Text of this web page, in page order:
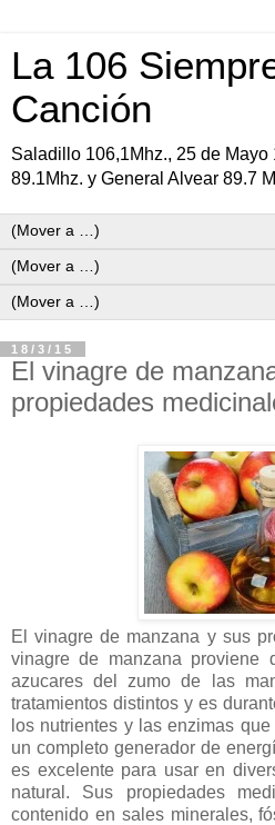
La 106
Canción
Saladillo 106,1Mhz., 25 de Mayo
89.1Mhz. y General Alvear 89.7
18/3/15
El vinagre de
propiedades
El vinagre de manzana y sus
vinagre de manzana proviene
azucares del zumo de las
tratamientos distintos y es
los nutrientes y las enzimas
un completo generador de
es excelente para usar en
natural. Sus propiedades
contenido en sales minerales,